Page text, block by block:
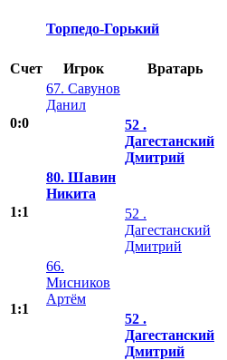
Торпедо-Горький
Счет Игрок Вратарь
0:0
67. Савунов
Данил
52 .
Дагестанский
Дмитрий
1:1
80. Шавин
Никита
52 .
Дагестанский
Дмитрий
1:1
66.
Мисников
Артём
52 .
Дагестанский
Дмитрий